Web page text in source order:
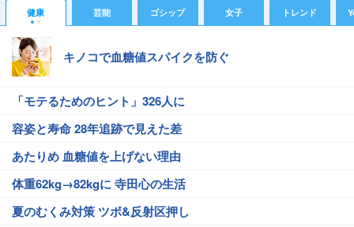
健康 芸能 ゴシップ 女子 トレンド
キノコで血糖値スパイクを防ぐ
「モテるためのヒント」326人に
容姿と寿命 28年追跡で見えた差
あたりめ 血糖値を上げない理由
体重62kg→82kgに 寺田心の生活
夏のむくみ対策 ツボ&反射区押し